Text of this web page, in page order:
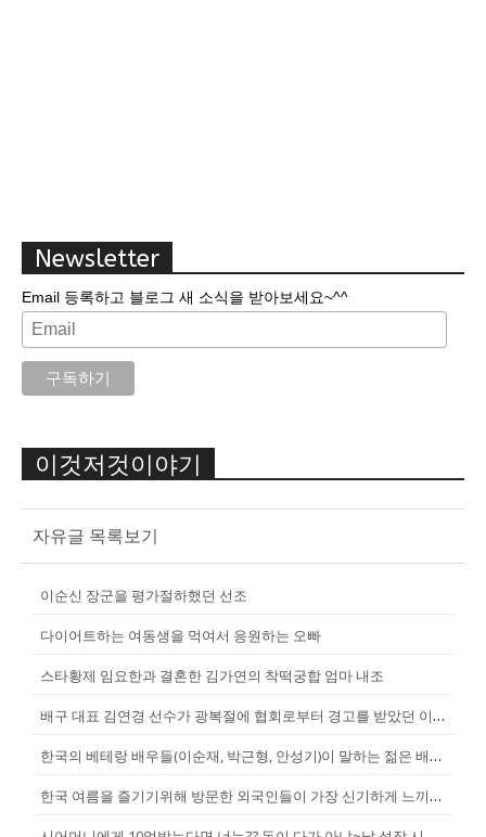
Newsletter
Email 등록하고 블로그 새 소식을 받아보세요~^^
이것저것이야기
자유글 목록보기
이순신 장군을 평가절하했던 선조
다이어트하는 여동생을 먹여서 응원하는 오빠
스타황제 임요한과 결혼한 김가연의 착떡궁합 엄마 내조
배구 대표 김연경 선수가 광복절에 협회로부터 경고를 받았던 이유
한국의 베테랑 배우들(이순재, 박근형, 안성기)이 말하는 젊은 배우들
한국 여름을 즐기기위해 방문한 외국인들이 가장 신기하게 느끼는 것(암내가...